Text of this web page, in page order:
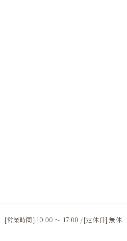
[営業時間] 10:00 〜 17:00 / [定休日] 無休